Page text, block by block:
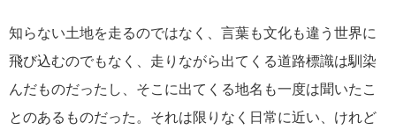
知らない土地を走るのではなく、言葉も文化も違う世界に
飛び込むのでもなく、走りながら出てくる道路標識は馴染
んだものだったし、そこに出てくる地名も一度は聞いたこ
とのあるものだった。それは限りなく日常に近い、けれど